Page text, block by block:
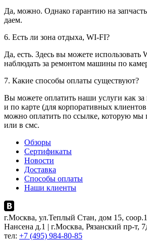
Да, можно. Однако гарантию на
даем.
6. Есть ли зона отдыха, WI-FI?
Да, есть. Здесь вы можете использовать
наблюдать за ремонтом машины по
7. Какие способы оплаты существуют?
Вы можете оплатить наши услуги как за
и по карте (для корпоративных
можно оплатить по ссылке, которую мы
или в смс.
Обзоры
Сертификаты
Новости
Доставка
Способы оплаты
Наши клиенты
г.Москва, ул.Теплый Стан, дом 15,
Нансена д.1 | г.Москва, Рязанский пр-т,
тел: +7 (495) 984-80-85